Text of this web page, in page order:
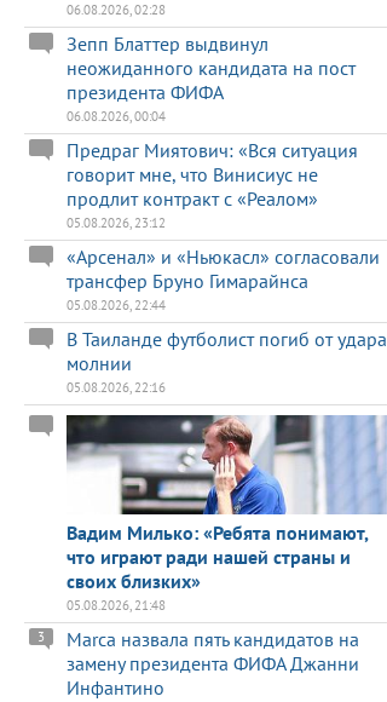
06.08.2026, 02:28
Зепп Блаттер выдвинул
неожиданного кандидата на пост
президента ФИФА
06.08.2026, 00:04
Предраг Миятович: «Вся ситуация
говорит мне, что Винисиус не
продлит контракт с «Реалом»
05.08.2026, 23:12
«Арсенал» и «Ньюкасл» согласовали
трансфер Бруно Гимарайнса
05.08.2026, 22:44
В Таиланде футболист погиб от удара
молнии
05.08.2026, 22:16
Вадим Милько: «Ребята понимают,
что играют ради нашей страны и
своих близких»
05.08.2026, 21:48
Marca назвала пять кандидатов на
замену президента ФИФА Джанни
Инфантино
3